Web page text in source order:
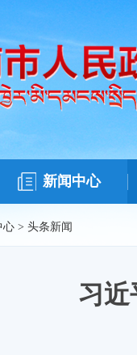
新闻中心
心 > 头条新闻
习近